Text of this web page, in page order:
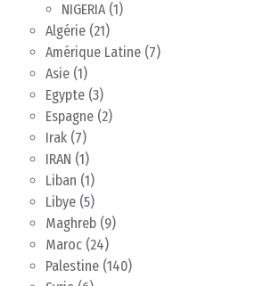
NIGERIA(1)
Algérie (21)
Amérique Latine (7)
Asie (1)
Egypte (3)
Espagne (2)
Irak (7)
IRAN (1)
Liban (1)
Libye (5)
Maghreb (9)
Maroc (24)
Palestine (140)